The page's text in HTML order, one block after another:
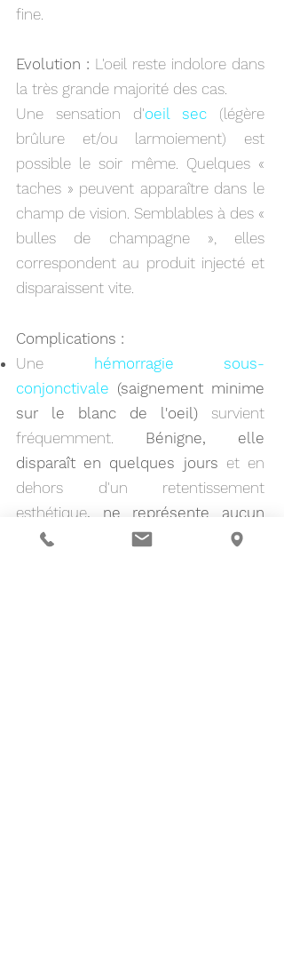
fine.
Evolution : L'oeil reste indolore dans
la très grande majorité des cas.
Une sensation d'oeil sec (légère
brûlure et/ou larmoiement) est
possible le soir même. Quelques «
taches » peuvent apparaître dans le
champ de vision. Semblables à des «
bulles de champagne », elles
correspondent au produit injecté et
disparaissent vite.
Complications :
Une
hémorragie sous-
conjonctivale (saignement minime
sur le blanc de l'oeil) survient
fréquemment. Bénigne, elle
disparaît en quelques jours et en
dehors d'un retentissement
esthétique, ne représente aucun
danger pour l'oeil.